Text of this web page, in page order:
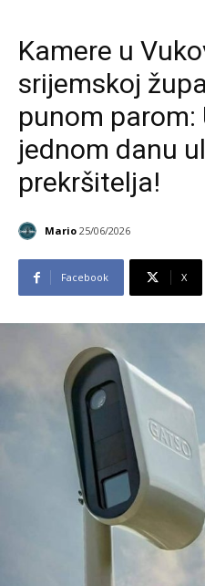
Kamere u
srijemskoj
punom parom:
jednom danu
prekršitelja!
Mario 25/06/2026
Facebook X